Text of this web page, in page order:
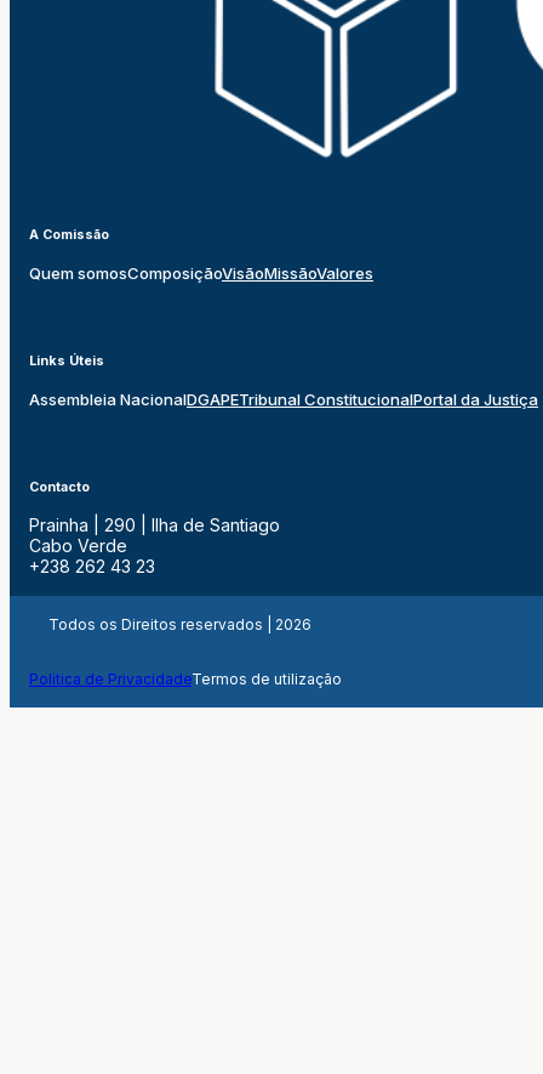
A Comissão
Quem somosComposiçãoVisãoMissãoValores
Links Úteis
Assembleia NacionalDGAPETribunal ConstitucionalPortal da Justiça
Contacto
Prainha | 290 | Ilha de Santiago
Cabo Verde
+238 262 43 23
Todos os Direitos reservados | 2026
Politica de PrivacidadeTermos de utilização